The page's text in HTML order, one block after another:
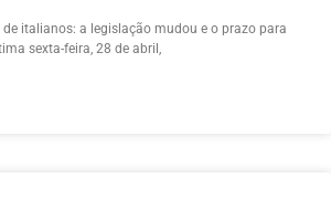
de italianos: a legislação mudou e o prazo para
sexta-feira, 28 de abril,